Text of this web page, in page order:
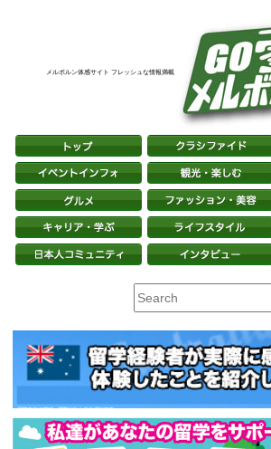
メルボルン体感サイト フレッシュな情報満載